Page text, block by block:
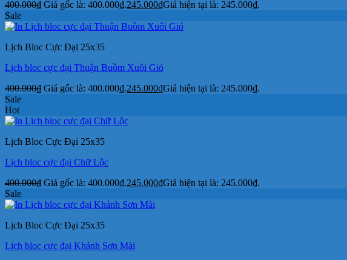
400.000₫ Giá gốc là: 400.000₫.245.000₫Giá hiện tại là: 245.000₫.
Sale
Lịch Bloc Cực Đại 25x35
Lịch bloc cực đại Thuận Buồm Xuôi Gió
400.000₫ Giá gốc là: 400.000₫.245.000₫Giá hiện tại là: 245.000₫.
Sale
Hot
Lịch Bloc Cực Đại 25x35
Lịch bloc cực đại Chữ Lộc
400.000₫ Giá gốc là: 400.000₫.245.000₫Giá hiện tại là: 245.000₫.
Sale
Lịch Bloc Cực Đại 25x35
Lịch bloc cực đại Khánh Sơn Mài